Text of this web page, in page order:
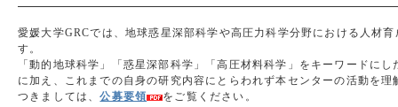
愛媛大学GRCでは、地球惑星深部科学や高圧力科学分野における人材
す。
「動的地球科学」「惑星深部科学」「高圧材料科学」をキーワードに
に加え、これまでの自身の研究内容にとらわれず本センターの活動を
つきましては、公募要領 をご覧ください。